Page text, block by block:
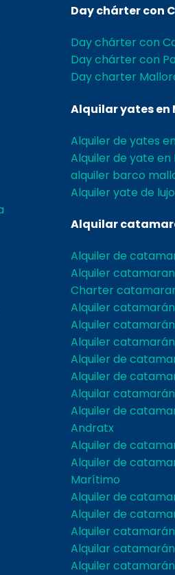
Day chárter con
Day chárter con
Day chárter con
Day charter
Alquilar yates en
Alquiler de yates
Alquiler de yate en
alquiler barco
Alquiler yate de
Alquilar
Alquiler de
Alquiler
Charter
Alquiler
Alquiler
Alquiler
Alquiler de
Alquiler de
Alquilar
Alquiler de
Andratx
Alquiler de
Alquiler de
Marítimo
Alquiler de
Alquiler de
Alquiler
Alquilar
Alquiler